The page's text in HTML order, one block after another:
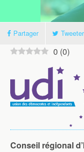
Partager Tweeter
0 (0)
Conseil régional